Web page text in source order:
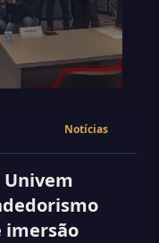
Notícias
imersão